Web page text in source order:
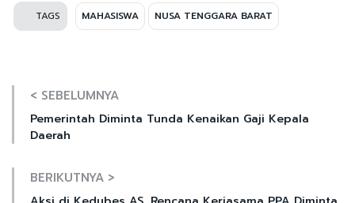
TAGS MAHASISWA NUSA TENGGARA BARAT
< SEBELUMNYA
Pemerintah Diminta Tunda Kenaikan Gaji Kepala
Daerah
BERIKUTNYA >